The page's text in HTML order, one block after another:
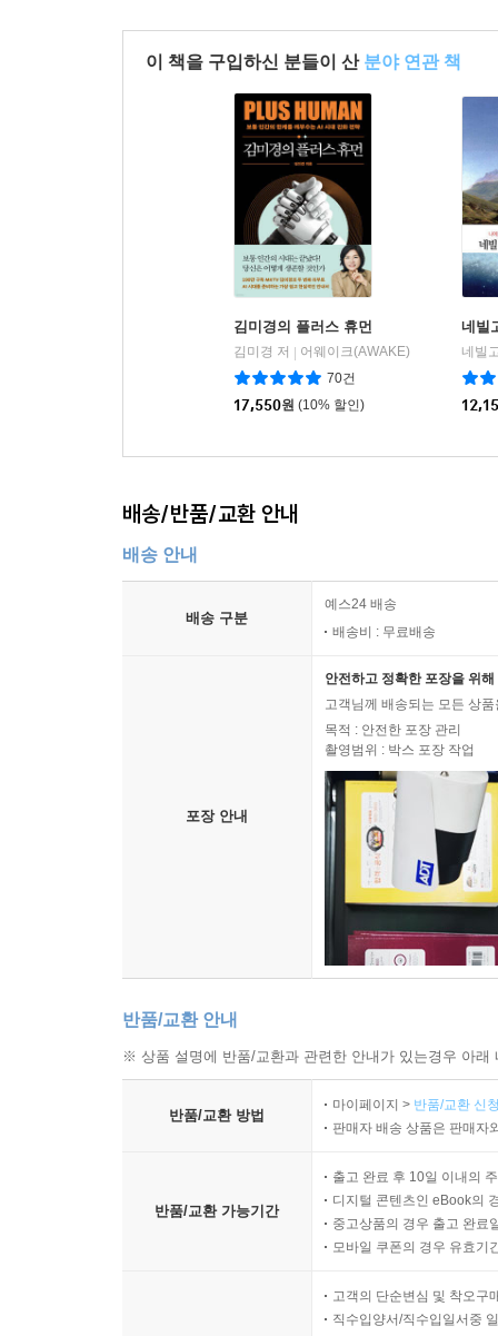
이 책을 구입하신 분들이 산 분야 연관 책
김미경의 플러스 휴먼
김미경 저
어웨이크(AWAKE)
70건
17,550원 (10% 할인)
네빌
네빌
배송/반품/교환 안내
배송 안내
배송 구분
예스24 배송
배송비 : 무료배송
포장 안내
안전하고 정확한 포장을 위
고객님께 배송되는 모든 상
목적 : 안전한 포장 관리
촬영범위 : 박스 포장 작업
반품/교환 안내
※ 상품 설명에 반품/교환과 관련한 안내가 있는경우 아
반품/교환 방법
마이페이지 > 반품/교환 신
판매자 배송 상품은 판매자
반품/교환 가능기간
출고 완료 후 10일 이내의
디지털 콘텐츠인 eBook의
중고상품의 경우 출고 완료
모바일 쿠폰의 경우 유효기
고객의 단순변심 및 착오구
직수입양서/직수입일서중